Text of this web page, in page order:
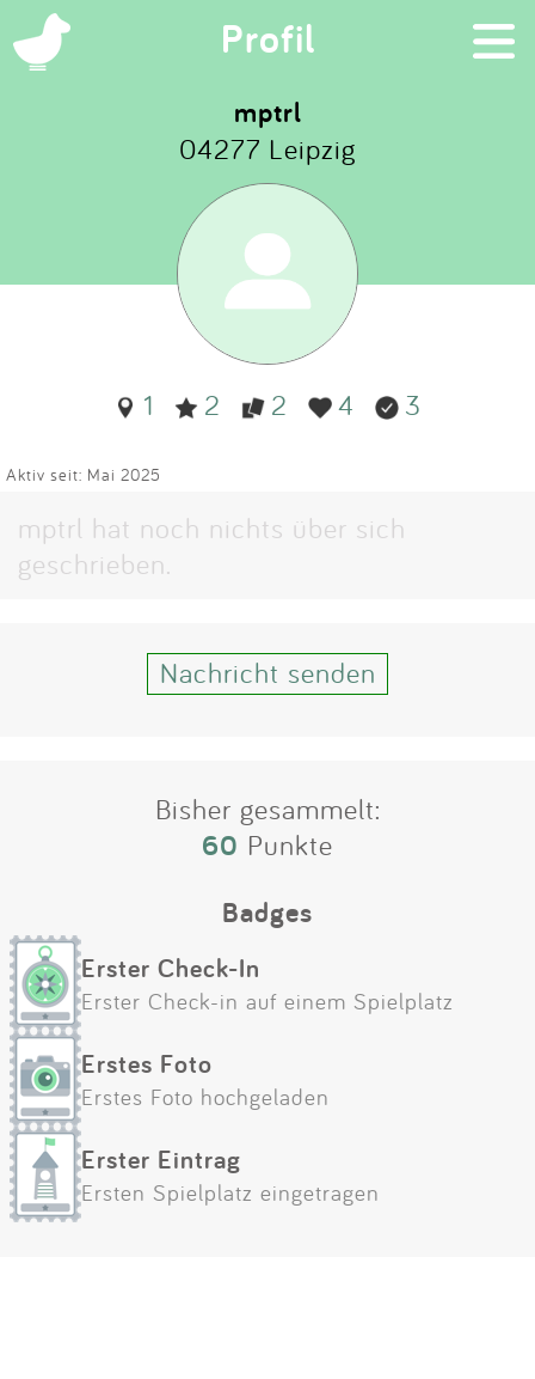
Profil ×
Suchen
Eintragen
App
Blog
Partner
Impressum
mptrl
04277 Leipzig
1 2 2 4 3
Aktiv seit: Mai 2025
mptrl hat noch nichts über sich
geschrieben.
Nachricht senden
Bisher gesammelt:
60 Punkte
Badges
Erster Check-In
Erster Check-in auf einem Spielplatz
Erstes Foto
Erstes Foto hochgeladen
Erster Eintrag
Ersten Spielplatz eingetragen